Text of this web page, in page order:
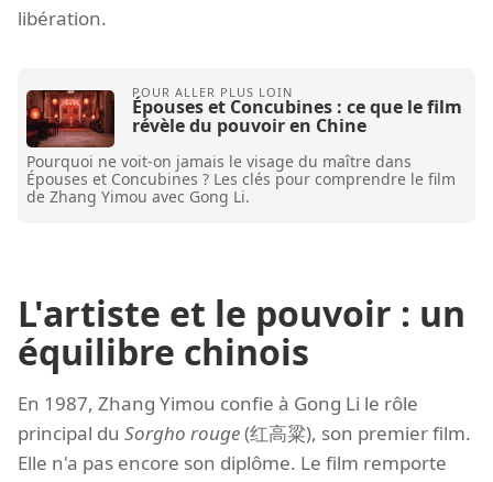
libération.
Épouses et Concubines : ce que le film
révèle du pouvoir en Chine
Pourquoi ne voit-on jamais le visage du maître dans
Épouses et Concubines ? Les clés pour comprendre le film
de Zhang Yimou avec Gong Li.
L'artiste et le pouvoir : un
équilibre chinois
En 1987, Zhang Yimou confie à Gong Li le rôle
principal du Sorgho rouge(红高粱), son premier film.
Elle n'a pas encore son diplôme. Le film remporte